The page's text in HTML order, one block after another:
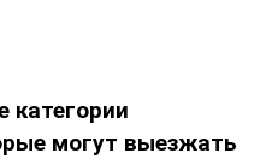
категории
могут выезжать